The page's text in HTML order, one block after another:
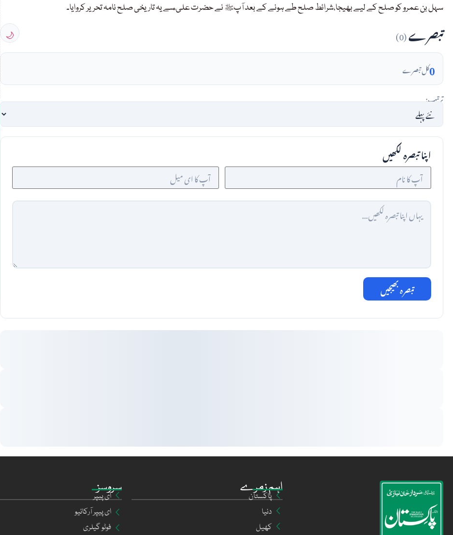
سہل بن عمرو کو صلح کے لیے بھیجا،شرائط صلح طے ہونے کے بعد آپﷺ نے حضرت علی ؓسے یہ تاریخی صلح نامہ تحریر کروایا۔
تبصرے(0)
🌙
0کل تبصرے
ترتیب:
اپنا تبصرہ لکھیں
تبصرہ بھیجیں
سروسز
ای پیپر
ای پیپر آرکائیو
فوٹو گیلری
اہم زمرے
پاکستان
دنیا
کھیل